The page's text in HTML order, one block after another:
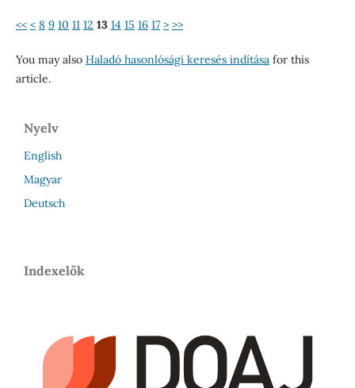
<< < 8 9 10 11 12 13 14 15 16 17 > >>
You may also Haladó hasonlósági keresés indításafor this
article.
Nyelv
English
Magyar
Deutsch
Indexelők